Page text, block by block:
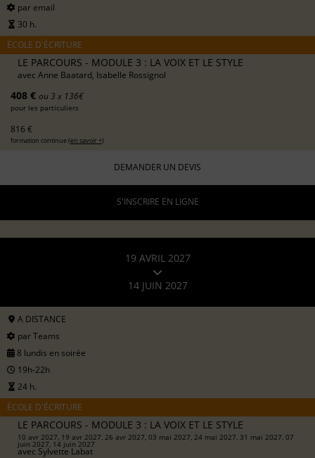
par email
30 h.
ÉCOLE D'ÉCRITURE
LE PARCOURS - MODULE 3 : LA VOIX ET LE STYLE
avec Anne Baatard, Isabelle Rossignol
408 € ou 3 x 136€
pour les particuliers
816 €
formation continue (en savoir +)
DEMANDER UN DEVIS
S'INSCRIRE EN LIGNE
19 AVRIL 2027
14 JUIN 2027
A DISTANCE
par Teams
8 lundis en soirée
19h-22h
24 h.
ÉCOLE D'ÉCRITURE
LE PARCOURS - MODULE 3 : LA VOIX ET LE STYLE
10 avr 2027, 19 avr 2027, 26 avr 2027, 03 mai 2027, 24 mai 2027, 31 mai 2027, 07
juin 2027, 14 juin 2027
avec Sylvette Labat